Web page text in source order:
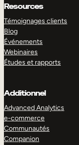
Resources
Témoignages clients
Blog
Événements
Webinaires
Études et rapports
Additionnel
Advanced Analytics
e-commerce
Communautés
Companion